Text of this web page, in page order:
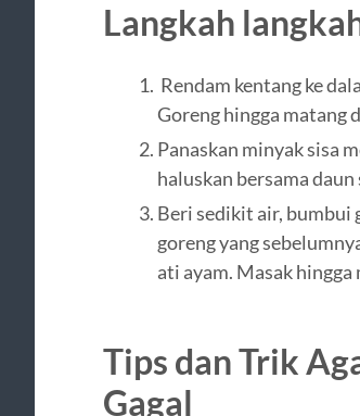
Langkah
Rendam kentang ke
Goreng hingga matang
Panaskan minyak sisa
haluskan bersama
Beri sedikit air, bumbui
goreng yang
ati ayam. Masak
Tips dan Trik
Gagal